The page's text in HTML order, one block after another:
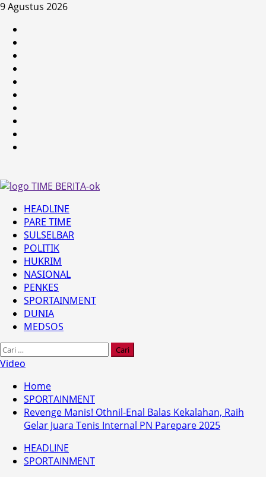
Skip
content
9 Agustus 2026
Primary
Menu
HEADLINE
PARE TIME
SULSELBAR
POLITIK
HUKRIM
NASIONAL
PENKES
SPORTAINMENT
DUNIA
MEDSOS
Cari
untuk:
Video
Home
SPORTAINMENT
Revenge Manis! Othnil-Enal Balas Kekalahan, Raih
Gelar Juara Tenis Internal PN Parepare 2025
HEADLINE
SPORTAINMENT